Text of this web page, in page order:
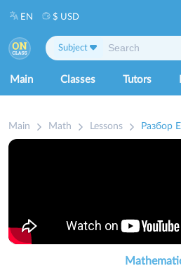
Main Classes Tutors
Subject
EN $ USD
Main Math Lessons Разбор